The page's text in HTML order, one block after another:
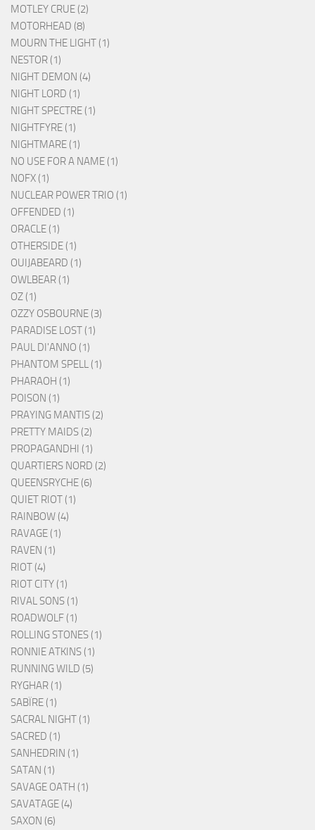
MOTLEY CRUE (2)
MOTORHEAD (8)
MOURN THE LIGHT (1)
NESTOR (1)
NIGHT DEMON (4)
NIGHT LORD (1)
NIGHT SPECTRE (1)
NIGHTFYRE (1)
NIGHTMARE (1)
NO USE FOR A NAME (1)
NOFX (1)
NUCLEAR POWER TRIO (1)
OFFENDED (1)
ORACLE (1)
OTHERSIDE (1)
OUIJABEARD (1)
OWLBEAR (1)
OZ (1)
OZZY OSBOURNE (3)
PARADISE LOST (1)
PAUL DI'ANNO (1)
PHANTOM SPELL (1)
PHARAOH (1)
POISON (1)
PRAYING MANTIS (2)
PRETTY MAIDS (2)
PROPAGANDHI (1)
QUARTIERS NORD (2)
QUEENSRYCHE (6)
QUIET RIOT (1)
RAINBOW (4)
RAVAGE (1)
RAVEN (1)
RIOT (4)
RIOT CITY (1)
RIVAL SONS (1)
ROADWOLF (1)
ROLLING STONES (1)
RONNIE ATKINS (1)
RUNNING WILD (5)
RYGHAR (1)
SABÏRE (1)
SACRAL NIGHT (1)
SACRED (1)
SANHEDRIN (1)
SATAN (1)
SAVAGE OATH (1)
SAVATAGE (4)
SAXON (6)